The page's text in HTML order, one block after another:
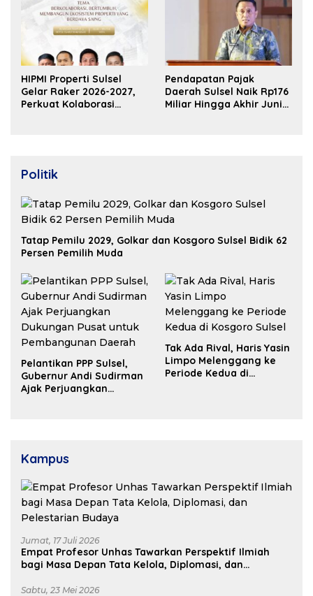
HIPMI Properti Sulsel
Gelar Raker 2026-2027,
Perkuat Kolaborasi
Pendapatan Pajak
Daerah Sulsel Naik Rp176
Miliar Hingga Akhir Juni
Politik
Tatap Pemilu 2029, Golkar dan Kosgoro Sulsel Bidik 62
Persen Pemilih Muda
Pelantikan PPP Sulsel,
Gubernur Andi Sudirman
Ajak Perjuangkan
Tak Ada Rival, Haris Yasin
Limpo Melenggang ke
Periode Kedua di
Kampus
Jumat, 17 Juli 2026
Empat Profesor Unhas Tawarkan Perspektif Ilmiah
bagi Masa Depan Tata Kelola, Diplomasi, dan
Sabtu, 23 Mei 2026